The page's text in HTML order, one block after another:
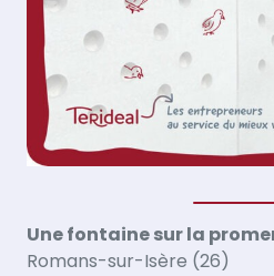
Une fontaine sur la
Romans-sur-Isère (26)